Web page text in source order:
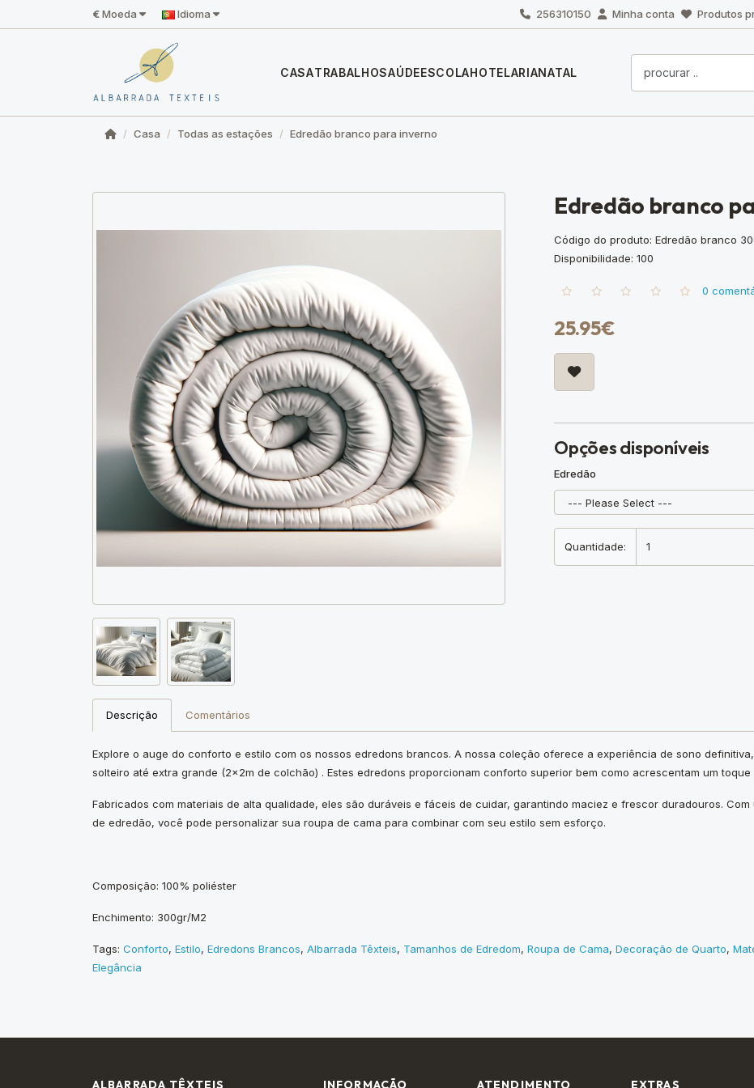
€Moeda Idioma 256310150 Minha conta Produtos
CASATRABALHOSAÚDEESCOLAHOTELARIANATAL
Casa Todas as estações Edredão branco para inverno
Edredão branco
Código do produto: Edredão branco
Disponibilidade: 100
0
25.95€
Opções disponíveis
Edredão
Quantidade:
Descrição Comentários
Explore o auge do conforto e estilo com os nossos edredons brancos. A nossa coleção oferece a experiência de sono
solteiro até extra grande (2x2m de colchão) . Estes edredons proporcionam conforto superior bem como acrescentam um
Fabricados com materiais de alta qualidade, eles são duráveis e fáceis de cuidar, garantindo maciez e frescor duradouros.
de edredão, você pode personalizar sua roupa de cama para combinar com seu estilo sem esforço.
Composição: 100% poliéster
Enchimento: 300gr/M2
Tags: Conforto, Estilo, Edredons Brancos, Albarrada Têxteis, Tamanhos de Edredom, Roupa de Cama, Decoração de Quarto,
Elegância
ALBARRADA TÊXTEIS INFORMAÇÃO ATENDIMENTO EXTRAS